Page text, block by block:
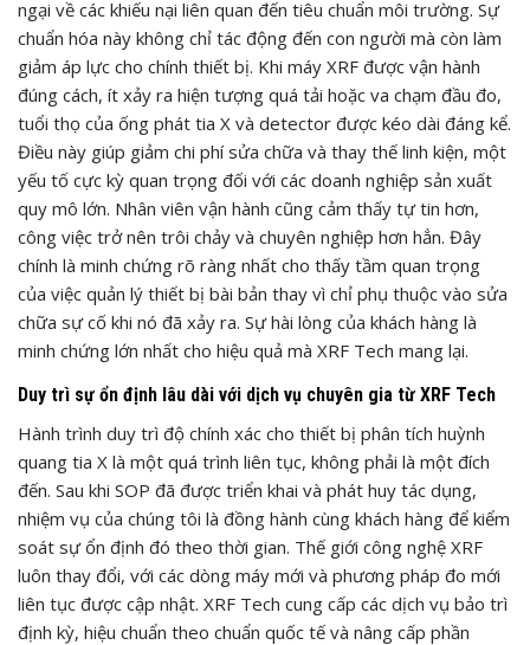
ngại về các khiếu nại liên quan đến tiêu chuẩn môi trường. Sự
chuẩn hóa này không chỉ tác động đến con người mà còn làm
giảm áp lực cho chính thiết bị. Khi máy XRF được vận hành
đúng cách, ít xảy ra hiện tượng quá tải hoặc va chạm đầu đo,
tuổi thọ của ống phát tia X và detector được kéo dài đáng kể.
Điều này giúp giảm chi phí sửa chữa và thay thế linh kiện, một
yếu tố cực kỳ quan trọng đối với các doanh nghiệp sản xuất
quy mô lớn. Nhân viên vận hành cũng cảm thấy tự tin hơn,
công việc trở nên trôi chảy và chuyên nghiệp hơn hẳn. Đây
chính là minh chứng rõ ràng nhất cho thấy tầm quan trọng
của việc quản lý thiết bị bài bản thay vì chỉ phụ thuộc vào sửa
chữa sự cố khi nó đã xảy ra. Sự hài lòng của khách hàng là
minh chứng lớn nhất cho hiệu quả mà XRF Tech mang lại.
Duy trì sự ổn định lâu dài với dịch vụ chuyên gia từ XRF Tech
Hành trình duy trì độ chính xác cho thiết bị phân tích huỳnh
quang tia X là một quá trình liên tục, không phải là một đích
đến. Sau khi SOP đã được triển khai và phát huy tác dụng,
nhiệm vụ của chúng tôi là đồng hành cùng khách hàng để kiểm
soát sự ổn định đó theo thời gian. Thế giới công nghệ XRF
luôn thay đổi, với các dòng máy mới và phương pháp đo mới
liên tục được cập nhật. XRF Tech cung cấp các dịch vụ bảo trì
định kỳ, hiệu chuẩn theo chuẩn quốc tế và nâng cấp phần